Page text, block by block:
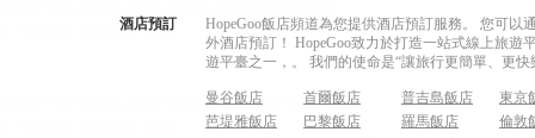
酒店預訂
HopeGoo飯店頻道為您提供酒店預訂服務。 您可
外酒店預訂！ HopeGoo致力於打造一站式線上旅
遊平臺之一，。 我們的使命是“讓旅行更簡單、更
曼谷飯店 首爾飯店 普吉島飯店
東京
芭堤雅飯店
巴黎飯店 羅馬飯店
倫敦